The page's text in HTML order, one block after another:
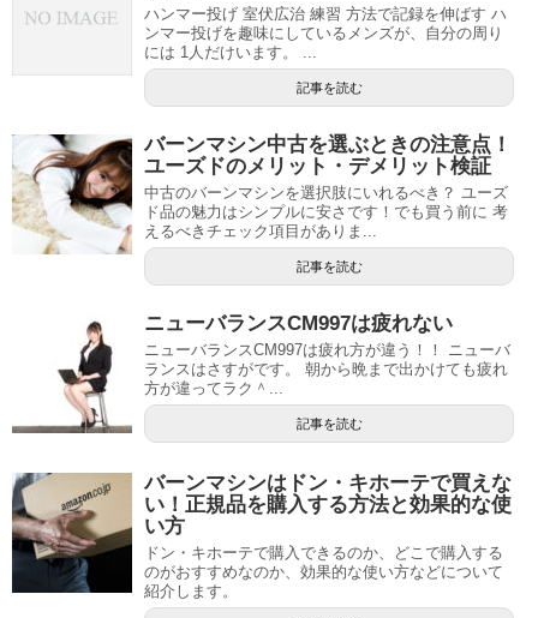
ハンマー投げ 室伏広治 練習 方法で記録を伸ばす ハ
ンマー投げを趣味にしているメンズが、自分の周り
には 1人だけいます。 ...
記事を読む
バーンマシン中古を選ぶときの注意点！
ユーズドのメリット・デメリット検証
中古のバーンマシンを選択肢にいれるべき？ ユーズ
ド品の魅力はシンプルに安さです！でも買う前に 考
えるべきチェック項目がありま...
記事を読む
ニューバランスCM997は疲れない
ニューバランスCM997は疲れ方が違う！！ ニューバ
ランスはさすがです。 朝から晩まで出かけても疲れ
方が違ってラク＾...
記事を読む
バーンマシンはドン・キホーテで買えな
い！正規品を購入する方法と効果的な使
い方
ドン・キホーテで購入できるのか、どこで購入する
のがおすすめなのか、効果的な使い方などについて
紹介します。